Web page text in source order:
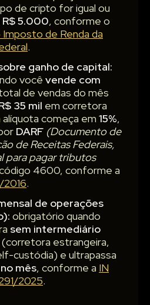
de cripto for igual ou
R$ 5.000, conforme o
Imposto de Renda da
.
ganho de capital:
você vende com
de vendas do mês
35 mil em corretora
alíquota começa em 15%,
DARF (Documento de
de Receitas Federais,
para pagar tributos
4600, conforme a
2016.
de operações
obrigatório quando
sem intermediário
(corretora estrangeira,
custódia) e ultrapassa
mês, conforme a IN
2025.